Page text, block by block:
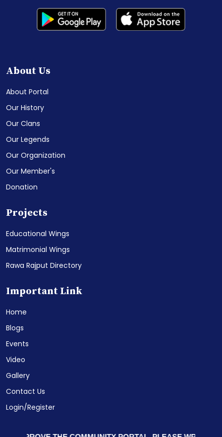
About Us
About Portal
Our History
Our Clans
Our Legends
Our Organization
Our Member's
Donation
Projects
Educational Wings
Matrimonial Wings
Rawa Rajput Directory
Important Link
Home
Blogs
Events
Video
Gallery
Contact Us
Login/Register